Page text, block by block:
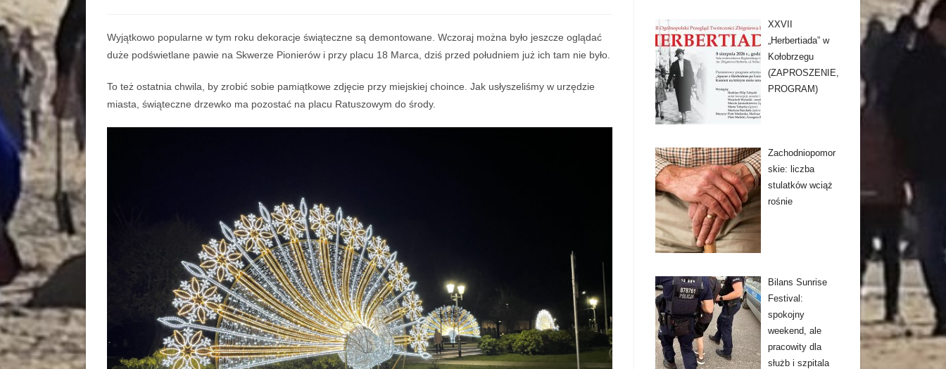
Wyjątkowo popularne w tym roku dekoracje świąteczne są demontowane. Wczoraj można było jeszcze oglądać
duże podświetlane pawie na Skwerze Pionierów i przy placu 18 Marca, dziś przed południem już ich tam nie było.
To też ostatnia chwila, by zrobić sobie pamiątkowe zdjęcie przy miejskiej choince. Jak usłyszeliśmy w urzędzie
miasta, świąteczne drzewko ma pozostać na placu Ratuszowym do środy.
XXVII
„Herbertiada” w
Kołobrzegu
(ZAPROSZENIE,
PROGRAM)
Zachodniopomor
skie: liczba
stulatków wciąż
rośnie
Bilans Sunrise
Festival:
spokojny
weekend, ale
pracowity dla
służb i szpitala